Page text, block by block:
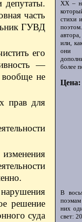
депутаты.
часть
ГУВД
его
—
вообще не
прав для
решение
суда
ХХ –
стихи
или,
они
более
Цена:
В
них
свет: